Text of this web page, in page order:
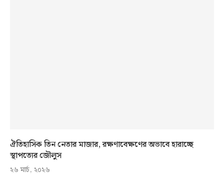
ঐতিহাসিক তিন নেতার মাজার, রক্ষণাবেক্ষণের অভাবে হারাচ্ছে
স্থাপত্যের জৌলুস
২৬ মার্চ, ২০২৬